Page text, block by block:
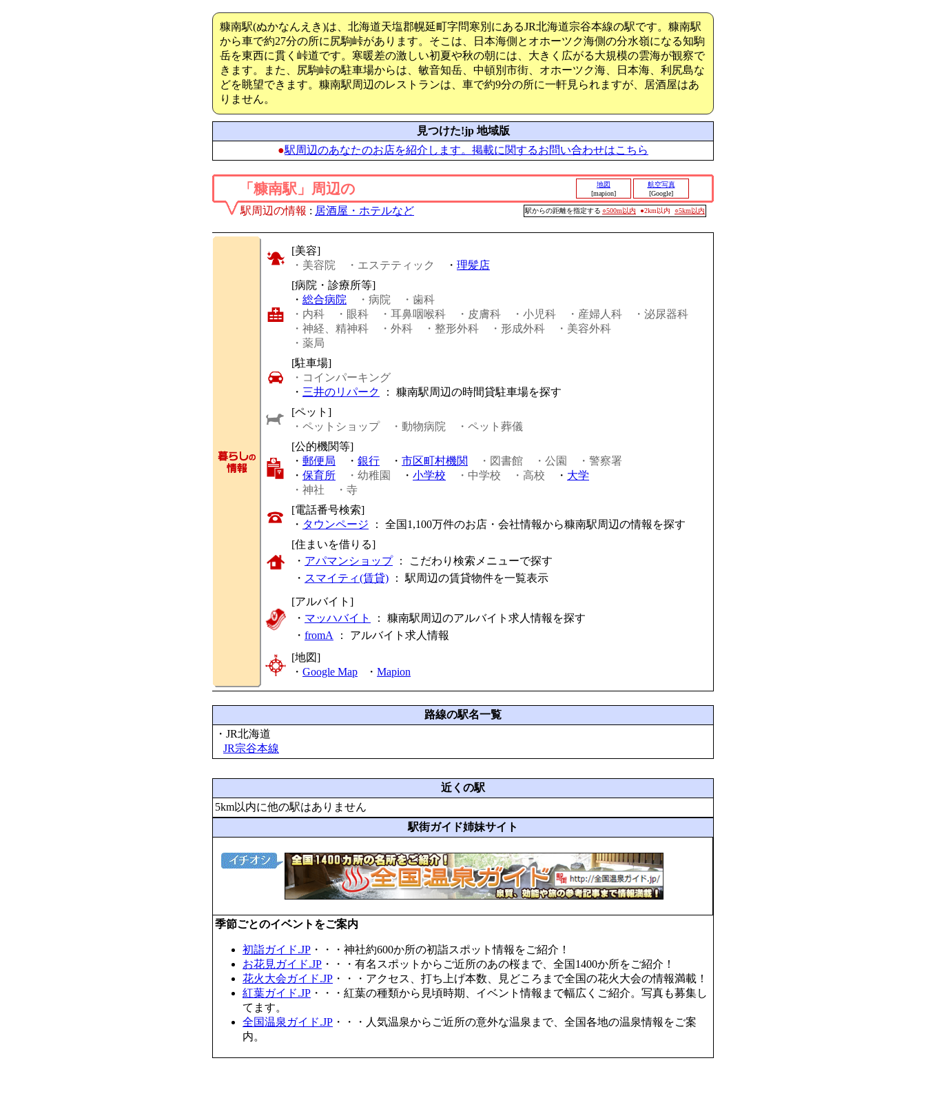
糠南駅(ぬかなんえき)は、北海道天塩郡幌延町字問寒別にあるJR北海道宗谷本線の駅です。糠南駅
から車で約27分の所に尻駒峠があります。そこは、日本海側とオホーツク海側の分水嶺になる知駒
岳を東西に貫く峠道です。寒暖差の激しい初夏や秋の朝には、大きく広がる大規模の雲海が観察で
きます。また、尻駒峠の駐車場からは、敏音知岳、中頓別市街、オホーツク海、日本海、利尻島な
どを眺望できます。糠南駅周辺のレストランは、車で約9分の所に一軒見られますが、居酒屋はあ
りません。
見つけた!jp 地域版
●駅周辺のあなたのお店を紹介します。掲載に関するお問い合わせはこちら
「糠南駅」周辺の
地図
[mapion]
航空写真
[Google]
駅周辺の情報 : 居酒屋・ホテルなど 駅からの距離を指定する ○500m以内 ●2km以内 ○5km以内
[美容]
・美容院
・エステティック ・ 理髪店
[病院・診療所等]
・ 総合病院 ・病院
・歯科
・内科
・眼科 ・耳鼻咽喉科 ・皮膚科 ・小児科 ・産婦人科
・泌尿器科
・神経、精神科
・外科 ・整形外科 ・形成外科
・美容外科
・薬局
[駐車場]
・コインパーキング
・ 三井のリパーク
： 糠南駅周辺の時間貸駐車場を探す
[ペット]
・ペットショップ
・動物病院
・ペット葬儀
[公的機関等]
・ 郵便局 ・ 銀行 ・ 市区町村機関 ・図書館 ・公園
・警察署
・ 保育所 ・幼稚園 ・ 小学校 ・中学校 ・高校 ・ 大学
・神社
・寺
[電話番号検索]
・ タウンページ ： 全国1,100万件のお店・会社情報から糠南駅周辺の情報を探す
[住まいを借りる]
・ アパマンショップ： こだわり検索メニューで探す
・ スマイティ(賃貸) ： 駅周辺の賃貸物件を一覧表示
[アルバイト]
・ マッハバイト
： 糠南駅周辺のアルバイト求人情報を探す
・ fromA ： アルバイト求人情報
[地図]
・ Google Map ・ Mapion
路線の駅名一覧
・JR北海道
JR宗谷本線
近くの駅
5km以内に他の駅はありません
駅街ガイド姉妹サイト
季節ごとのイベントをご案内
初詣ガイド.JP ・・・神社約600か所の初詣スポット情報をご紹介！
お花見ガイド.JP ・・・有名スポットからご近所のあの桜まで、全国1400か所をご紹介！
花火大会ガイド.JP ・・・アクセス、打ち上げ本数、見どころまで全国の花火大会の情報満載！
紅葉ガイド.JP ・・・紅葉の種類から見頃時期、イベント情報まで幅広くご紹介。写真も募集し
てます。
全国温泉ガイド.JP ・・・人気温泉からご近所の意外な温泉まで、全国各地の温泉情報をご案
内。